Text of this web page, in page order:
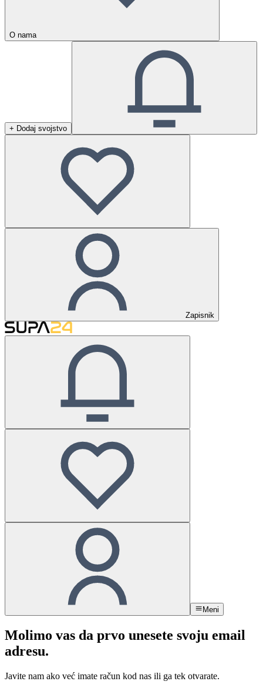
O nama
+ Dodaj svojstvo
Zapisnik
Meni
Molimo vas da prvo unesete svoju email
adresu.
Javite nam ako već imate račun kod nas ili ga tek otvarate.